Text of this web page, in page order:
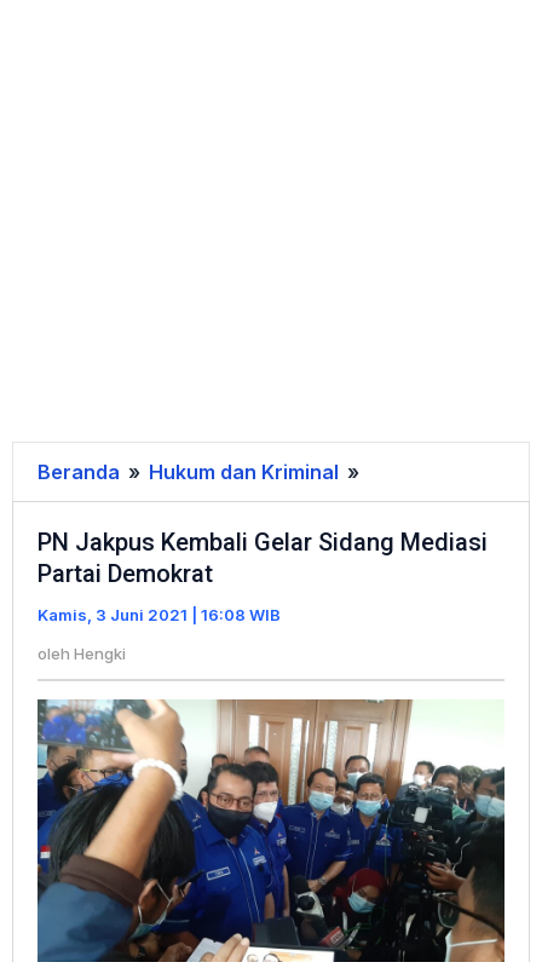
Beranda » Hukum dan Kriminal »
Jakpus
Kembali
Partai
Demokrat
PN Jakpus Kembali Gelar Sidang Mediasi
Partai Demokrat
Kamis, 3 Juni 2021 | 16:08 WIB
oleh Hengki